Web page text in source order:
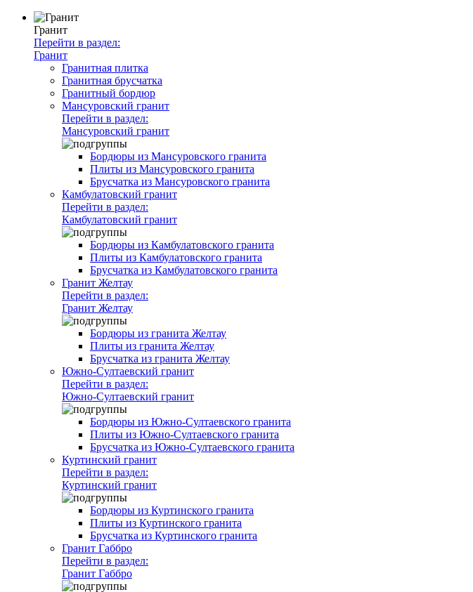
Гранит
Перейти в раздел:
Гранит
Гранитная плитка
Гранитная брусчатка
Гранитный бордюр
Мансуровский гранит
Перейти в раздел:
Мансуровский гранит
Бордюры из Мансуровского гранита
Плиты из Мансуровского гранита
Брусчатка из Мансуровского гранита
Камбулатовский гранит
Перейти в раздел:
Камбулатовский гранит
Бордюры из Камбулатовского гранита
Плиты из Камбулатовского гранита
Брусчатка из Камбулатовского гранита
Гранит Желтау
Перейти в раздел:
Гранит Желтау
Бордюры из гранита Желтау
Плиты из гранита Желтау
Брусчатка из гранита Желтау
Южно-Султаевский гранит
Перейти в раздел:
Южно-Султаевский гранит
Бордюры из Южно-Султаевского гранита
Плиты из Южно-Султаевского гранита
Брусчатка из Южно-Султаевского гранита
Куртинский гранит
Перейти в раздел:
Куртинский гранит
Бордюры из Куртинского гранита
Плиты из Куртинского гранита
Брусчатка из Куртинского гранита
Гранит Габбро
Перейти в раздел:
Гранит Габбро